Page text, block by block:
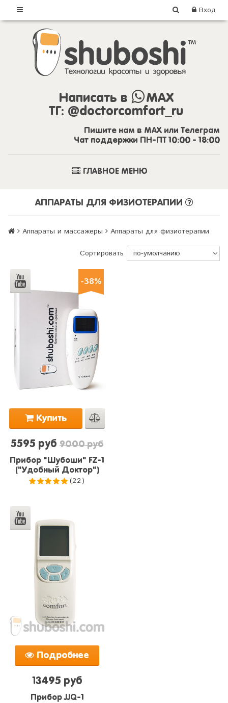
Вход
Написать в
MAX
ТГ: @doctorcomfort_ru
Пишите нам в MAX или Телеграм
Чат поддержки ПН-ПТ 10:00 - 18:00
ГЛАВНОЕ МЕНЮ
АППАРАТЫ ДЛЯ ФИЗИОТЕРАПИИ
Аппараты и массажеры Аппараты для физиотерапии
Сортировать
-38%
Купить
5595 руб 9000 руб
Прибор "Шубоши" FZ-1
("Удобный Доктор")
(22)
Подробнее
13495 руб
Прибор JJQ-1